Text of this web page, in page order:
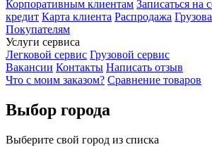
Корпоративным клиентам Записаться на
кредит Карта клиента Распродажа
Покупателям
Услуги сервиса
Легковой сервис Грузовой сервис
Вакансии Контакты Написать отзыв
Что с моим заказом? Сравнение товаров
Выбор города
Выберите свой город из списка